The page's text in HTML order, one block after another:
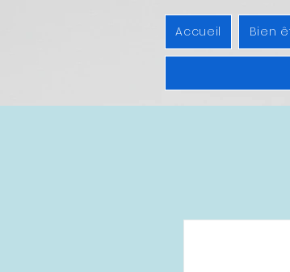
Accueil Bien